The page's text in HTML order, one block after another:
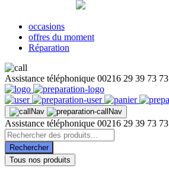
occasions
offres du moment
Réparation
Assistance téléphonique 00216 29 39 73 73
Assistance téléphonique 00216 29 39 73 73
Recherche
de
produits
Rechercher
Tous nos produits